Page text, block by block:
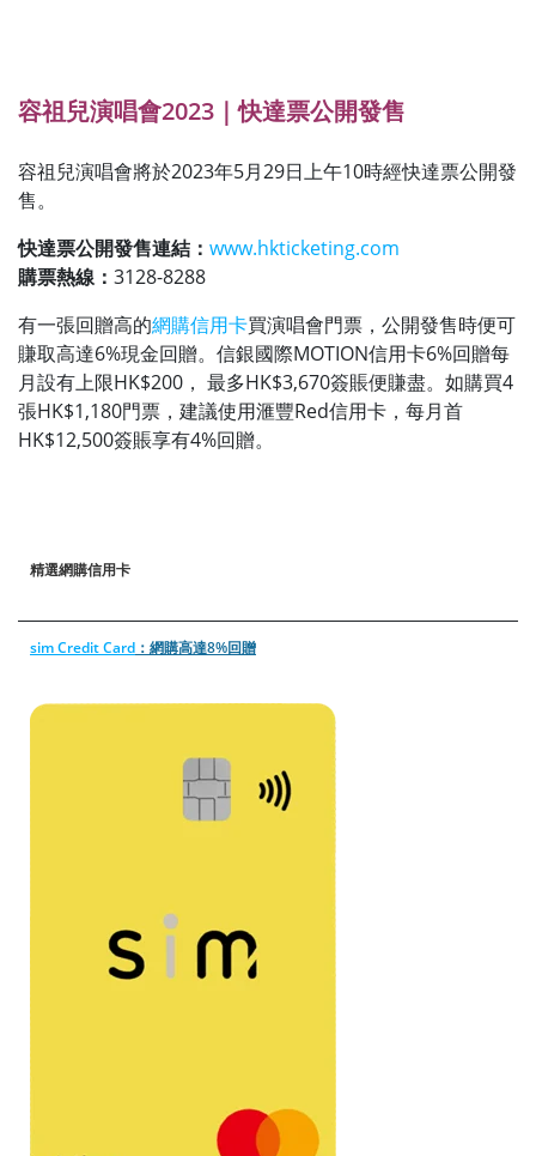
容祖兒演唱會2023｜快達票公開發售
容祖兒演唱會將於2023年5月29日上午10時經快達票公開發
售。
快達票公開發售連結： www.hkticketing.com
購票熱線： 3128-8288
有一張回贈高的網購信用卡買演唱會門票，公開發售時便可
賺取高達6%現金回贈。信銀國際MOTION信用卡6%回贈每
月設有上限HK$200， 最多HK$3,670簽賬便賺盡。如購買4
張HK$1,180門票，建議使用滙豐Red信用卡，每月首
HK$12,500簽賬享有4%回贈。
精選網購信用卡
sim Credit Card ：網購高達8%回贈